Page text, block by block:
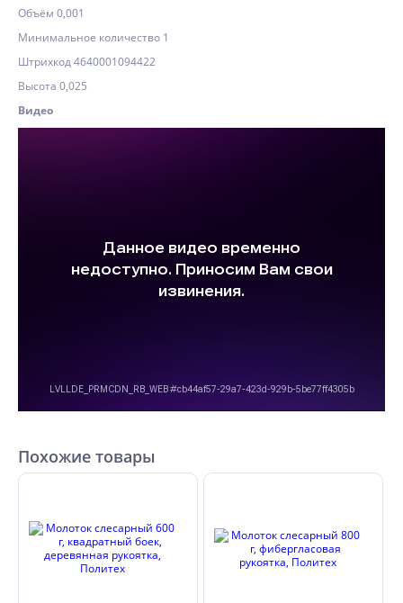
Объём 0,001
Минимальное количество 1
Штрихкод 4640001094422
Высота 0,025
Видео
Похожие товары